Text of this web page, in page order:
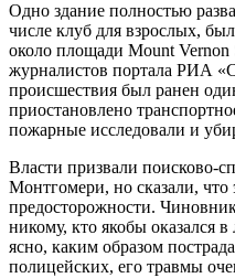
Одно здание полностью
числе клуб для взрослых,
около площади Mount
журналистов портала РИА
происшествия был ранен
приостановлено
пожарные исследовали и
Власти призвали поисково-
Монтгомери, но сказали, что
предосторожности.
никому, кто якобы оказался
ясно, каким образом
полицейских, его травмы